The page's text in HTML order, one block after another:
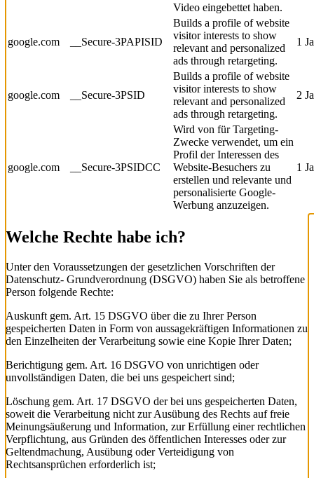
Video eingebettet haben.
google.com __Secure-3PAPISID
Builds a profile of website
visitor interests to show
relevant and personalized
ads through retargeting.
1
google.com __Secure-3PSID
Builds a profile of website
visitor interests to show
relevant and personalized
ads through retargeting.
2
google.com __Secure-3PSIDCC
Wird von für Targeting-
Zwecke verwendet, um ein
Profil der Interessen des
Website-Besuchers zu
erstellen und relevante und
personalisierte Google-
Werbung anzuzeigen.
1
Welche Rechte habe ich?
Unter den Voraussetzungen der gesetzlichen Vorschriften der
Datenschutz- Grundverordnung (DSGVO) haben Sie als betroffene
Person folgende Rechte:
Auskunft gem. Art. 15 DSGVO über die zu Ihrer Person
gespeicherten Daten in Form von aussagekräftigen Informationen zu
den Einzelheiten der Verarbeitung sowie eine Kopie Ihrer Daten;
Berichtigung gem. Art. 16 DSGVO von unrichtigen oder
unvollständigen Daten, die bei uns gespeichert sind;
Löschung gem. Art. 17 DSGVO der bei uns gespeicherten Daten,
soweit die Verarbeitung nicht zur Ausübung des Rechts auf freie
Meinungsäußerung und Information, zur Erfüllung einer rechtlichen
Verpflichtung, aus Gründen des öffentlichen Interesses oder zur
Geltendmachung, Ausübung oder Verteidigung von
Rechtsansprüchen erforderlich ist;